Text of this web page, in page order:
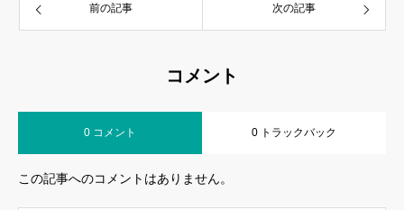
前の記事 次の記事
コメント
0 コメント 0 トラックバック
この記事へのコメントはありません。